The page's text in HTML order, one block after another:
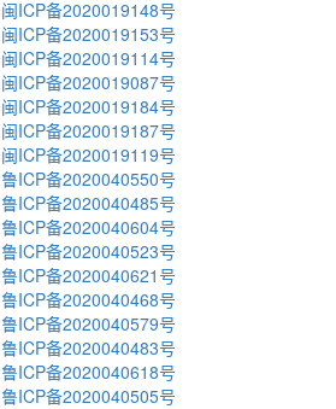
闽ICP备2020019148号
闽ICP备2020019153号
闽ICP备2020019114号
闽ICP备2020019087号
闽ICP备2020019184号
闽ICP备2020019187号
闽ICP备2020019119号
鲁ICP备2020040550号
鲁ICP备2020040485号
鲁ICP备2020040604号
鲁ICP备2020040523号
鲁ICP备2020040621号
鲁ICP备2020040468号
鲁ICP备2020040579号
鲁ICP备2020040483号
鲁ICP备2020040618号
鲁ICP备2020040505号